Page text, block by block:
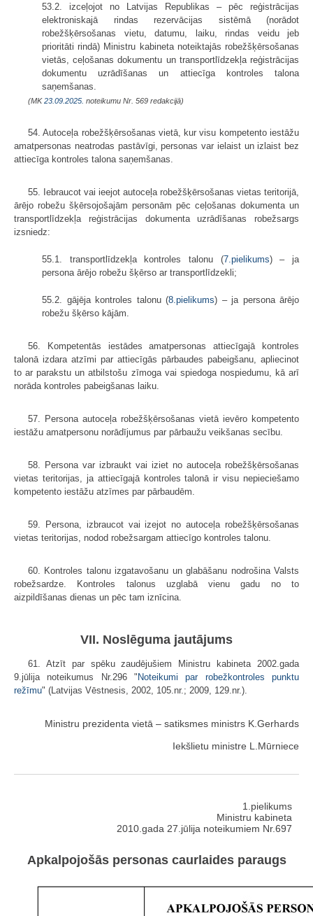
53.2. izceļojot no Latvijas Republikas – pēc reģistrācijas
elektroniskajā rindas rezervācijas sistēmā (norādot
robežšķērsošanas vietu, datumu, laiku, rindas veidu jeb
prioritāti rindā) Ministru kabineta noteiktajās robežšķērsošanas
vietās, ceļošanas dokumentu un transportlīdzekļa reģistrācijas
dokumentu uzrādīšanas un attiecīga kontroles talona
saņemšanas.
(MK23.09.2025. noteikumu Nr. 569 redakcijā)
54. Autoceļa robežšķērsošanas vietā, kur visu kompetento iestāžu
amatpersonas neatrodas pastāvīgi, personas var ielaist un izlaist bez
attiecīga kontroles talona saņemšanas.
55. Iebraucot vai ieejot autoceļa robežšķērsošanas vietas teritorijā,
ārējo robežu šķērsojošajām personām pēc ceļošanas dokumenta un
transportlīdzekļa reģistrācijas dokumenta uzrādīšanas robežsargs
izsniedz:
55.1. transportlīdzekļa kontroles talonu (7.pielikums) – ja
persona ārējo robežu šķērso ar transportlīdzekli;
55.2. gājēja kontroles talonu (8.pielikums) – ja persona ārējo
robežu šķērso kājām.
56. Kompetentās iestādes amatpersonas attiecīgajā kontroles
talonā izdara atzīmi par attiecīgās pārbaudes pabeigšanu, apliecinot
to ar parakstu un atbilstošu zīmoga vai spiedoga nospiedumu, kā arī
norāda kontroles pabeigšanas laiku.
57. Persona autoceļa robežšķērsošanas vietā ievēro kompetento
iestāžu amatpersonu norādījumus par pārbaužu veikšanas secību.
58. Persona var izbraukt vai iziet no autoceļa robežšķērsošanas
vietas teritorijas, ja attiecīgajā kontroles talonā ir visu nepieciešamo
kompetento iestāžu atzīmes par pārbaudēm.
59. Persona, izbraucot vai izejot no autoceļa robežšķērsošanas
vietas teritorijas, nodod robežsargam attiecīgo kontroles talonu.
60. Kontroles talonu izgatavošanu un glabāšanu nodrošina Valsts
robežsardze. Kontroles talonus uzglabā vienu gadu no to
aizpildīšanas dienas un pēc tam iznīcina.
VII. Noslēguma jautājums
61. Atzīt par spēku zaudējušiem Ministru kabineta 2002.gada
9.jūlija noteikumus Nr.296 "Noteikumi par robežkontroles punktu
režīmu" (Latvijas Vēstnesis, 2002, 105.nr.; 2009, 129.nr.).
Ministru prezidenta vietā – satiksmes ministrs K.Gerhards
Iekšlietu ministre L.Mūrniece
1.pielikums
Ministru kabineta
2010.gada 27.jūlija noteikumiem Nr.697
Apkalpojošās personas caurlaides paraugs